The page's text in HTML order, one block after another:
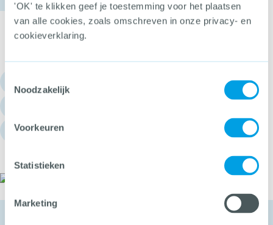
'OK' te klikken geef je toestemming voor het plaatsen
van alle cookies, zoals omschreven in onze privacy- en
cookieverklaring.
Noodzakelijk
Voorkeuren
Statistieken
Marketing
Churchilllaan 11, 3527 GV Utrecht